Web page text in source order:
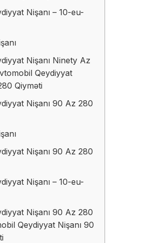
Nişanı – 10-eu-
Nişanı Ninety Az
Qeydiyyat
Qiyməti
Nişanı 90 Az 280
Nişanı 90 Az 280
Nişanı – 10-eu-
Nişanı 90 Az 280
Qeydiyyat Nişanı 90